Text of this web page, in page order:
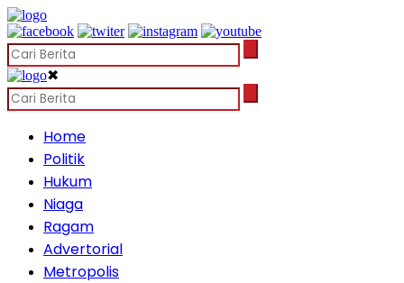
✖
Home
Politik
Hukum
Niaga
Ragam
Advertorial
Metropolis